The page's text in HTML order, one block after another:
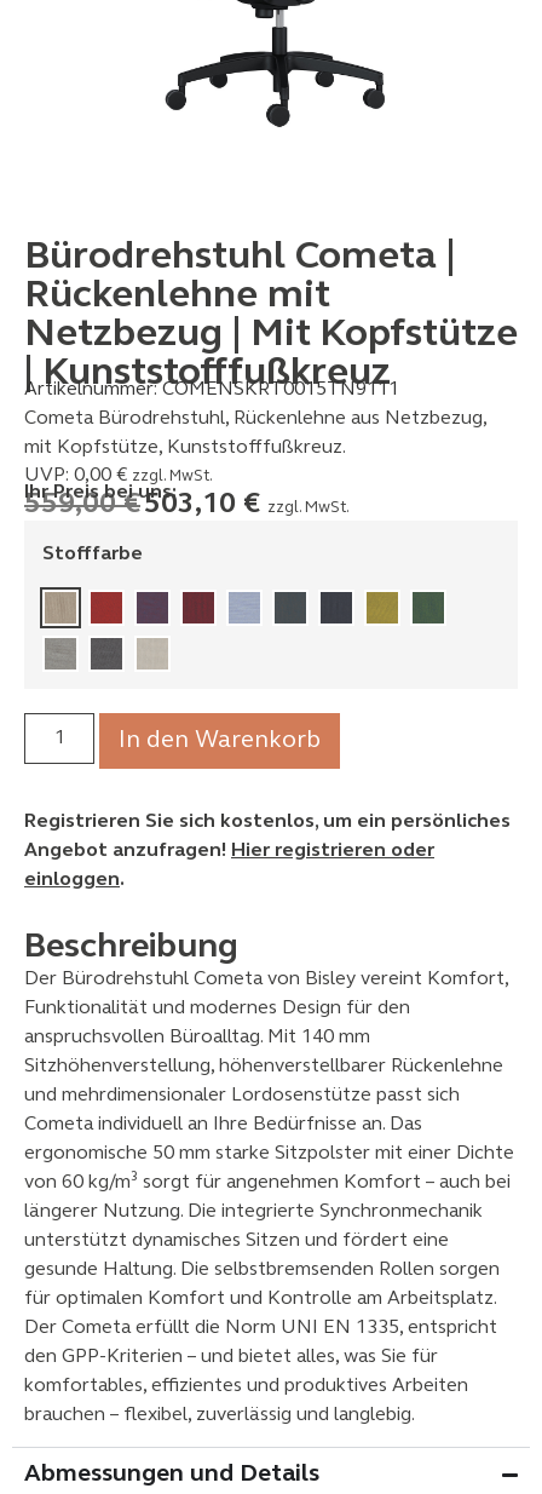
Bürodrehstuhl Cometa |
Rückenlehne mit
Netzbezug | Mit Kopfstütze
| Kunststofffußkreuz
Artikelnummer:COMENSKRT0015TN9111
Cometa Bürodrehstuhl, Rückenlehne aus Netzbezug,
mit Kopfstütze, Kunststofffußkreuz.
UVP: 0,00 € zzgl. MwSt.
Ihr Preis bei uns:
559,00€503,10 € zzgl. MwSt.
Stofffarbe
In den Warenkorb
Registrieren Sie sich kostenlos, um ein persönliches
Angebot anzufragen! Hier registrieren oder
einloggen.
Beschreibung
Der Bürodrehstuhl Cometa von Bisley vereint Komfort,
Funktionalität und modernes Design für den
anspruchsvollen Büroalltag. Mit 140 mm
Sitzhöhenverstellung, höhenverstellbarer Rückenlehne
und mehrdimensionaler Lordosenstütze passt sich
Cometa individuell an Ihre Bedürfnisse an. Das
ergonomische 50 mm starke Sitzpolster mit einer Dichte
von 60 kg/m³ sorgt für angenehmen Komfort – auch bei
längerer Nutzung. Die integrierte Synchronmechanik
unterstützt dynamisches Sitzen und fördert eine
gesunde Haltung. Die selbstbremsenden Rollen sorgen
für optimalen Komfort und Kontrolle am Arbeitsplatz.
Der Cometa erfüllt die Norm UNI EN 1335, entspricht
den GPP-Kriterien – und bietet alles, was Sie für
komfortables, effizientes und produktives Arbeiten
brauchen – flexibel, zuverlässig und langlebig.
Abmessungen und Details